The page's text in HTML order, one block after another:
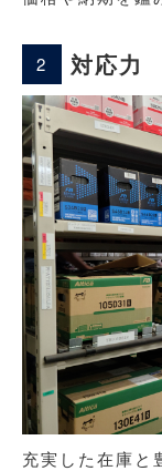
2 対応力
充実した在庫と